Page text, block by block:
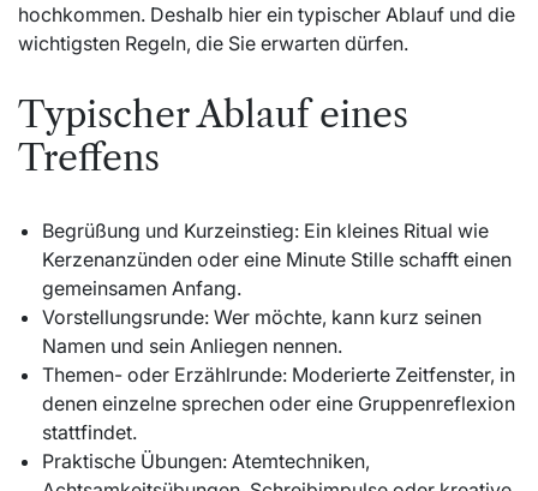
hochkommen. Deshalb hier ein typischer Ablauf und die
wichtigsten Regeln, die Sie erwarten dürfen.
Typischer Ablauf eines
Treffens
Begrüßung und Kurzeinstieg: Ein kleines Ritual wie
Kerzenanzünden oder eine Minute Stille schafft einen
gemeinsamen Anfang.
Vorstellungsrunde: Wer möchte, kann kurz seinen
Namen und sein Anliegen nennen.
Themen- oder Erzählrunde: Moderierte Zeitfenster, in
denen einzelne sprechen oder eine Gruppenreflexion
stattfindet.
Praktische Übungen: Atemtechniken,